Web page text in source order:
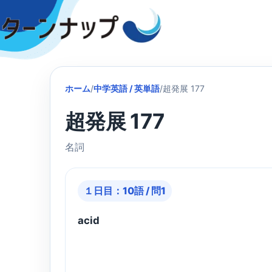
to
content
ホーム/中学英語 / 英単語/超発展 177
超発展 177
名詞
１日目：10語 / 問1
acid